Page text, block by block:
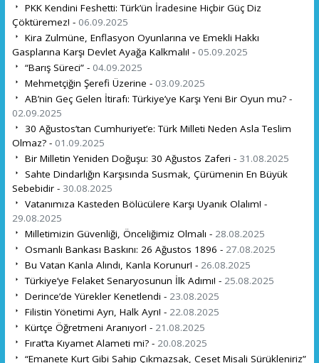
PKK Kendini Feshetti: Türk’ün İradesine Hiçbir Güç Diz
Çöktüremez! - 06.09.2025
Kira Zulmüne, Enflasyon Oyunlarına ve Emekli Hakkı
Gasplarına Karşı Devlet Ayağa Kalkmalı! - 05.09.2025
“Barış Süreci” - 04.09.2025
Mehmetçiğin Şerefi Üzerine - 03.09.2025
AB’nin Geç Gelen İtirafı: Türkiye’ye Karşı Yeni Bir Oyun mu? -
02.09.2025
30 Ağustos’tan Cumhuriyet’e: Türk Milleti Neden Asla Teslim
Olmaz? - 01.09.2025
Bir Milletin Yeniden Doğuşu: 30 Ağustos Zaferi - 31.08.2025
Sahte Dindarlığın Karşısında Susmak, Çürümenin En Büyük
Sebebidir - 30.08.2025
Vatanımıza Kasteden Bölücülere Karşı Uyanık Olalım! -
29.08.2025
Milletimizin Güvenliği, Önceliğimiz Olmalı - 28.08.2025
Osmanlı Bankası Baskını: 26 Ağustos 1896 - 27.08.2025
Bu Vatan Kanla Alındı, Kanla Korunur! - 26.08.2025
Türkiye’ye Felaket Senaryosunun İlk Adımı! - 25.08.2025
Derince’de Yürekler Kenetlendi - 23.08.2025
Filistin Yönetimi Ayrı, Halk Ayrı! - 22.08.2025
Kürtçe Öğretmeni Aranıyor! - 21.08.2025
Fırat’ta Kıyamet Alameti mi? - 20.08.2025
“Emanete Kurt Gibi Sahip Çıkmazsak, Ceset Misali Sürükleniriz”